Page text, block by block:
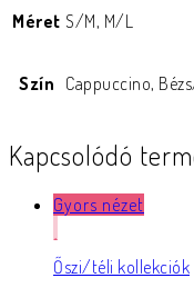
Méret S/M, M/L
Szín Cappuccino,
Kapcsolódó
Gyors nézet
Őszi/téli kollekciók